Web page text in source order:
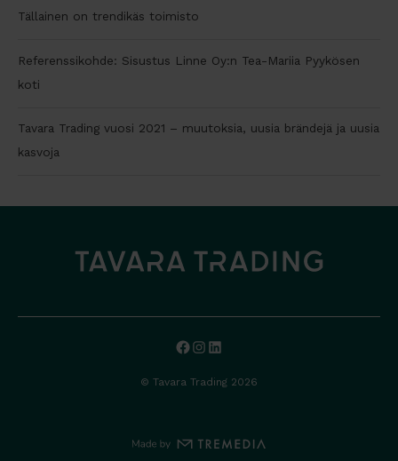
Tällainen on trendikäs toimisto
Referenssikohde: Sisustus Linne Oy:n Tea-Mariia Pyykösen
koti
Tavara Trading vuosi 2021 – muutoksia, uusia brändejä ja uusia
kasvoja
Facebook
Instagram
LinkedIn
© Tavara Trading 2026